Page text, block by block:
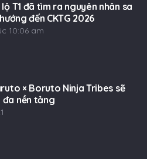
T1 đã tìm ra nguyên nhân sa
đến CKTG 2026
10:06 am
× Boruto Ninja Tribes sẽ
đa nền tảng